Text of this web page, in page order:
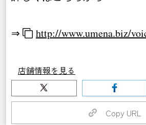
⇒ http://www.umena.biz/
店舗情報を見る
Copy URL